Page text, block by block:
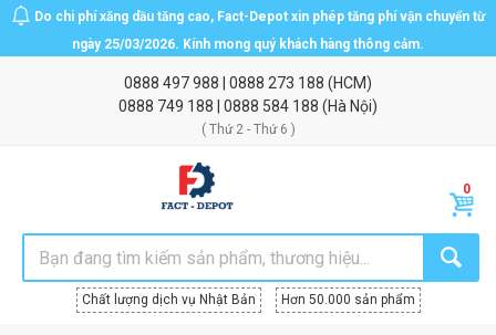
Do chi phí xăng dầu tăng cao, Fact-Depot xin phép tăng phí vận chuyển từ
ngày 25/03/2026. Kính mong quý khách hàng thông cảm.
0888 497 988 0888 273 188 (HCM)
0888 749 188
0888 584 188 (Hà Nội)
( Thứ 2 - Thứ 6 )
Chất lượng dịch vụ Nhật Bản Hơn 50.000 sản phẩm